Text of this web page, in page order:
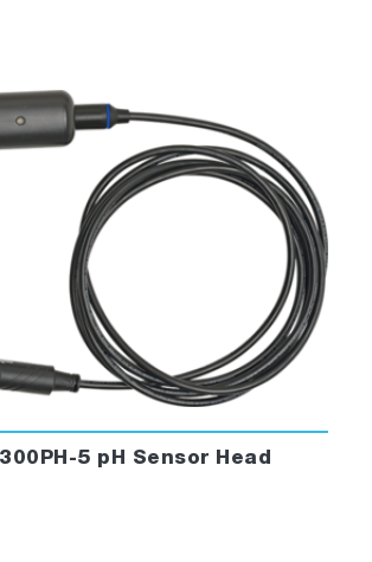
5 pH Sensor Head